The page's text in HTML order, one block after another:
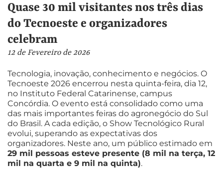
Quase 30 mil visitantes nos três dias
do Tecnoeste e organizadores
celebram
12 de Fevereiro de 2026
Tecnologia, inovação, conhecimento e negócios. O
Tecnoeste 2026 encerrou nesta quinta-feira, dia 12,
no Instituto Federal Catarinense, campus
Concórdia. O evento está consolidado como uma
das mais importantes feiras do agronegócio do Sul
do Brasil. A cada edição, o Show Tecnológico Rural
evolui, superando as expectativas dos
organizadores. Neste ano, um público estimado em
29 mil pessoas esteve presente (8 mil na terça, 12
mil na quarta e 9 mil na quinta).